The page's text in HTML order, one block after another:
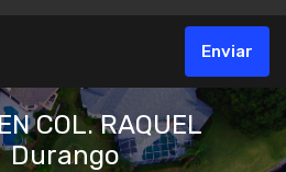
Enviar
COL. RAQUEL
Durango